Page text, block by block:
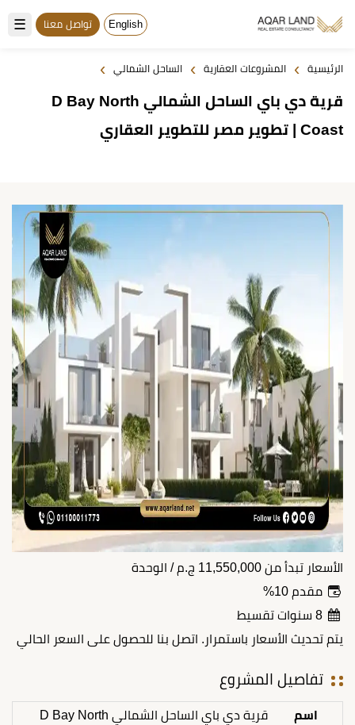
☰ English تواصل معنا
الرئيسية › المشروعات العقارية › الساحل الشمالي ›
قرية دي باي الساحل الشمالي D Bay North
Coast | تطوير مصر للتطوير العقاري
الأسعار تبدأ من 11,550,000 ج.م / الوحدة
مقدم 10%
8 سنوات تقسيط
يتم تحديث الأسعار باستمرار. اتصل بنا للحصول على السعر الحالي
تفاصيل المشروع
اسم
قرية دي باي الساحل الشمالي D Bay North